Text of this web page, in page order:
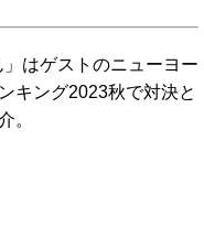
はゲストのニューヨー
キング2023秋で対決と
。